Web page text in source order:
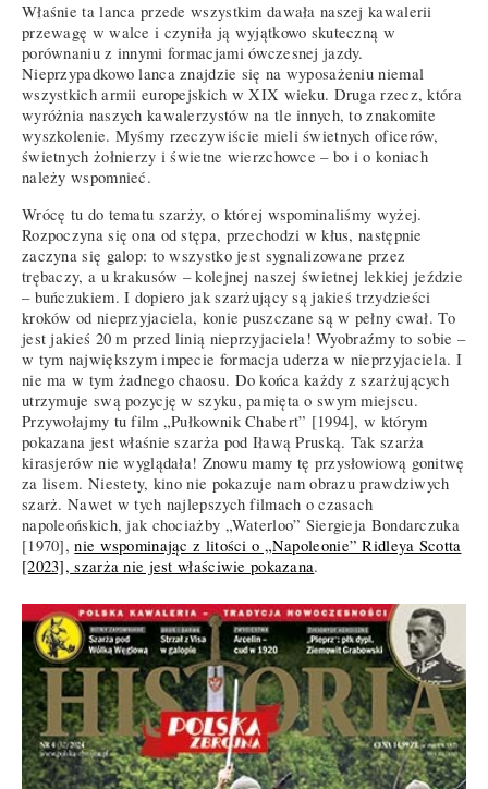
Właśnie ta lanca przede wszystkim dawała naszej kawalerii
przewagę w walce i czyniła ją wyjątkowo skuteczną w
porównaniu z innymi formacjami ówczesnej jazdy.
Nieprzypadkowo lanca znajdzie się na wyposażeniu niemal
wszystkich armii europejskich w XIX wieku. Druga rzecz, która
wyróżnia naszych kawalerzystów na tle innych, to znakomite
wyszkolenie. Myśmy rzeczywiście mieli świetnych oficerów,
świetnych żołnierzy i świetne wierzchowce – bo i o koniach
należy wspomnieć.
Wrócę tu do tematu szarży, o której wspominaliśmy wyżej.
Rozpoczyna się ona od stępa, przechodzi w kłus, następnie
zaczyna się galop: to wszystko jest sygnalizowane przez
trębaczy, a u krakusów – kolejnej naszej świetnej lekkiej jeździe
– buńczukiem. I dopiero jak szarżujący są jakieś trzydzieści
kroków od nieprzyjaciela, konie puszczane są w pełny cwał. To
jest jakieś 20 m przed linią nieprzyjaciela! Wyobraźmy to sobie –
w tym największym impecie formacja uderza w nieprzyjaciela. I
nie ma w tym żadnego chaosu. Do końca każdy z szarżujących
utrzymuje swą pozycję w szyku, pamięta o swym miejscu.
Przywołajmy tu film „Pułkownik Chabert” [1994], w którym
pokazana jest właśnie szarża pod Iławą Pruską. Tak szarża
kirasjerów nie wyglądała! Znowu mamy tę przysłowiową gonitwę
za lisem. Niestety, kino nie pokazuje nam obrazu prawdziwych
szarż. Nawet w tych najlepszych filmach o czasach
napoleońskich, jak chociażby „Waterloo” Siergieja Bondarczuka
[1970],nie wspominając z litości o „Napoleonie” Ridleya Scotta
[2023], szarża nie jest właściwie pokazana.